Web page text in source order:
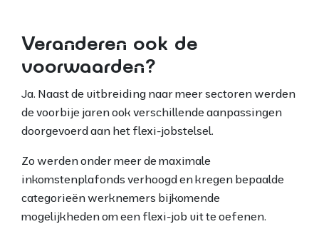
Veranderen ook de
voorwaarden?
Ja. Naast de uitbreiding naar meer sectoren werden
de voorbije jaren ook verschillende aanpassingen
doorgevoerd aan het flexi-jobstelsel.
Zo werden onder meer de maximale
inkomstenplafonds verhoogd en kregen bepaalde
categorieën werknemers bijkomende
mogelijkheden om een flexi-job uit te oefenen.